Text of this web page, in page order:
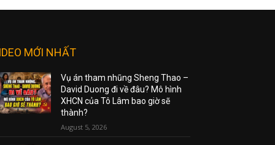
MỚI NHẤT
Vụ án tham nhũng Sheng Thao –
David Duong đi về đâu? Mô hình
XHCN của Tô Lâm bao giờ sẽ
thành?
August 5, 2026